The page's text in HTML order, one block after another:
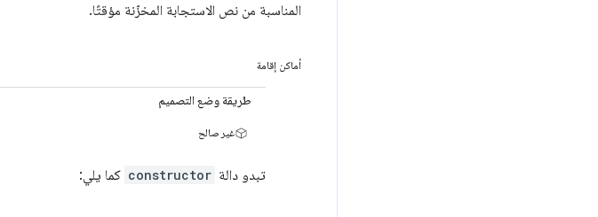
المناسبة من نص الاستجابة المخزّنة مؤقتًا.
أماكن إقامة
طريقة وضع التصميم
غير صالح
تبدو دالة constructor كما يلي: